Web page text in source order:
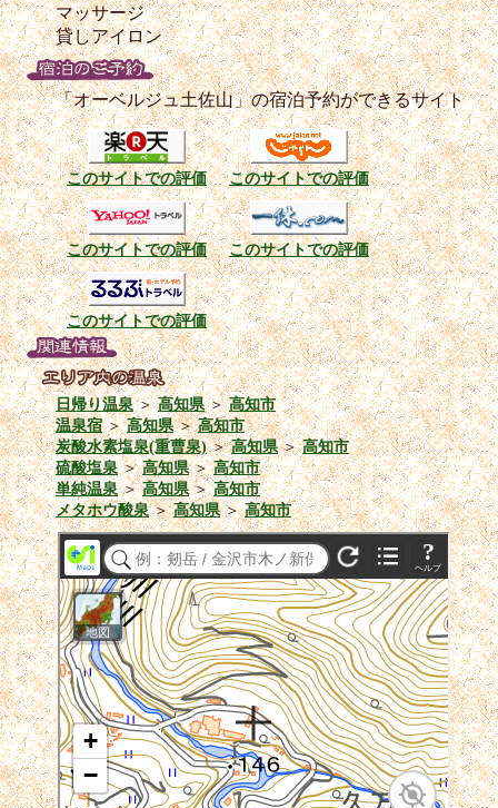
マッサージ
貸しアイロン
「オーベルジュ土佐山」の宿泊予約ができるサイト
このサイトでの評価 このサイトでの評価
このサイトでの評価 このサイトでの評価
このサイトでの評価
日帰り温泉＞高知県＞高知市
温泉宿＞高知県＞高知市
炭酸水素塩泉(重曹泉)＞高知県＞高知市
硫酸塩泉＞高知県＞高知市
単純温泉＞高知県＞高知市
メタホウ酸泉＞高知県＞高知市